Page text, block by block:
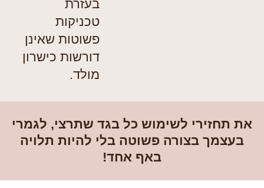
בעזרת
טכניקות
פשוטות שאינן
דורשות כישרון
מולד.
את תחזירי לשימוש כל בגד שתרצי, לגמרי
בעצמך בצורה פשוטה בלי להיות תלויה
באף אחד!